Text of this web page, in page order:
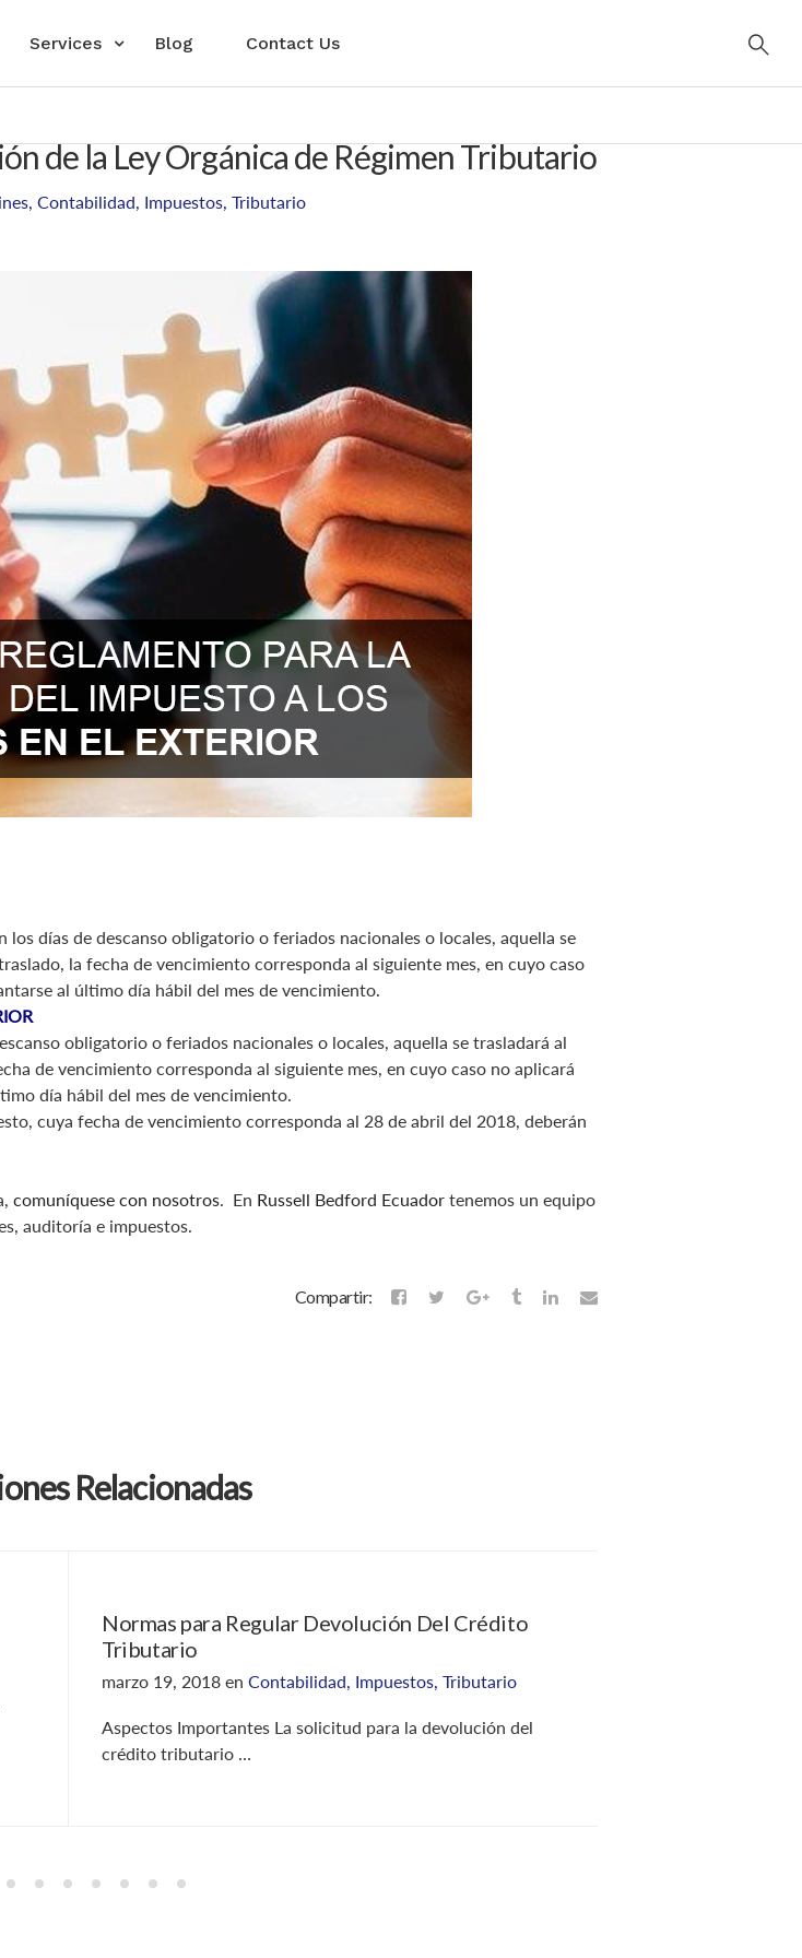
Services Blog Contact Us
de la Ley Orgánica de Régimen Tributario
,Contabilidad, Impuestos,Tributario
días de descanso obligatorio o feriados nacionales o locales, aquella se
la fecha de vencimiento corresponda al siguiente mes, en cuyo caso
al último día hábil del mes de vencimiento.
obligatorio o feriados nacionales o locales, aquella se trasladará al
de vencimiento corresponda al siguiente mes, en cuyo caso no aplicará
día hábil del mes de vencimiento.
cuya fecha de vencimiento corresponda al 28 de abril del 2018, deberán
comuníquese con nosotros. En Russell Bedford Ecuador tenemos un equipo
auditoría e impuestos.
Compartir:
Relacionadas
Normas para Regular Devolución Del Crédito
Tributario
marzo 19, 2018 en Contabilidad, Impuestos, Tributario
Aspectos Importantes La solicitud para la devolución del
crédito tributario …